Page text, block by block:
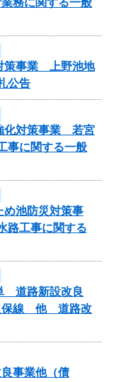
策事業 上野池地
公告
化対策事業 若宮
事に関する一般
池防災対策事
工事に関する
道路新設改良
保線 他 道路改
事業他（債